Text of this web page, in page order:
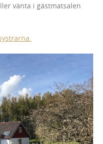
vänta i gästmatsalen